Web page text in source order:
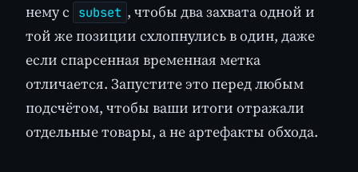
нему с
subset , чтобы два захвата одной и
той же позиции схлопнулись в один, даже
если спарсенная временная метка
отличается. Запустите это перед любым
подсчётом, чтобы ваши итоги отражали
отдельные товары, а не артефакты обхода.